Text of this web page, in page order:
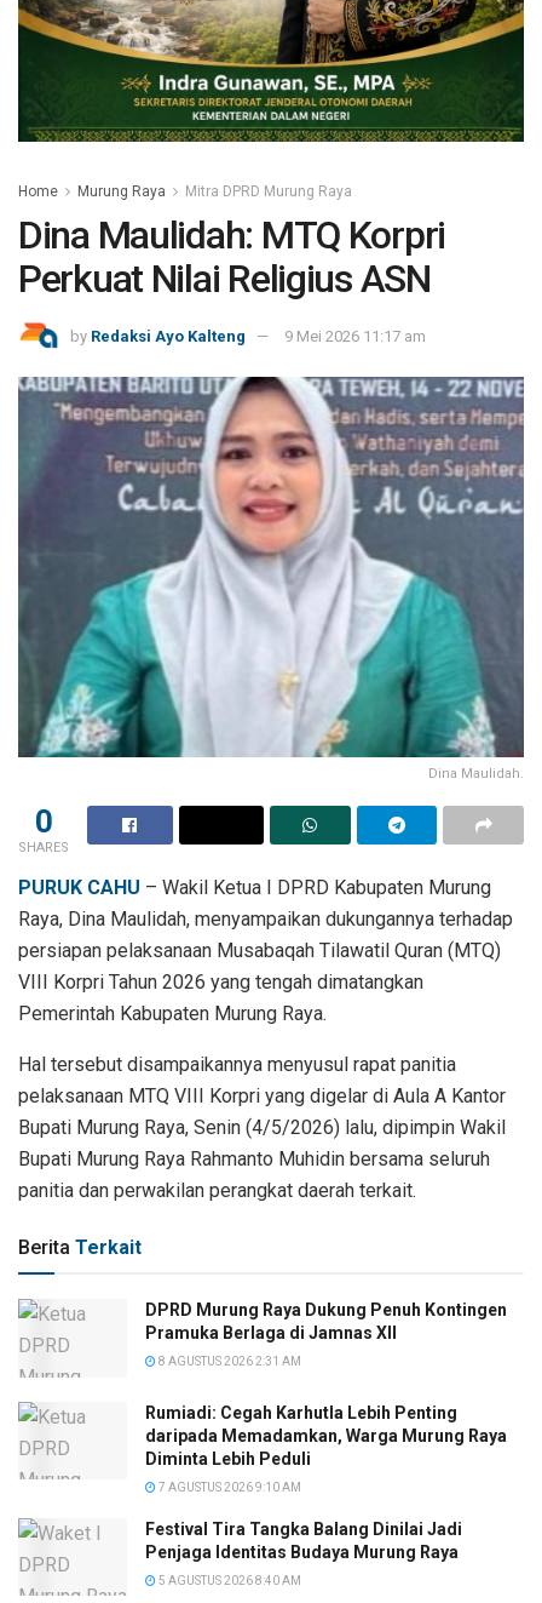
Home Murung Raya Mitra DPRD Murung Raya
Dina Maulidah: MTQ Korpri
Perkuat Nilai Religius ASN
by Redaksi Ayo Kalteng 9 Mei 2026 11:17 am
Dina Maulidah.
0
SHARES
PURUK CAHU – Wakil Ketua I DPRD Kabupaten Murung
Raya, Dina Maulidah, menyampaikan dukungannya terhadap
persiapan pelaksanaan Musabaqah Tilawatil Quran (MTQ)
VIII Korpri Tahun 2026 yang tengah dimatangkan
Pemerintah Kabupaten Murung Raya.
Hal tersebut disampaikannya menyusul rapat panitia
pelaksanaan MTQ VIII Korpri yang digelar di Aula A Kantor
Bupati Murung Raya, Senin (4/5/2026) lalu, dipimpin Wakil
Bupati Murung Raya Rahmanto Muhidin bersama seluruh
panitia dan perwakilan perangkat daerah terkait.
Berita Terkait
DPRD Murung Raya Dukung Penuh Kontingen
Pramuka Berlaga di Jamnas XII
8 AGUSTUS 2026 2:31 AM
Rumiadi: Cegah Karhutla Lebih Penting
daripada Memadamkan, Warga Murung Raya
Diminta Lebih Peduli
7 AGUSTUS 2026 9:10 AM
Festival Tira Tangka Balang Dinilai Jadi
Penjaga Identitas Budaya Murung Raya
5 AGUSTUS 2026 8:40 AM